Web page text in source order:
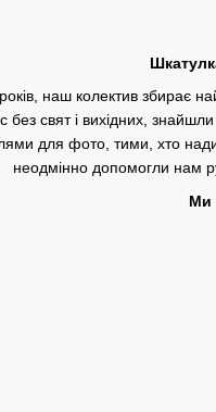
наш колектив збирає
без свят і вихідних,
для фото, тими, хто
неодмінно допомогли нам
Ми